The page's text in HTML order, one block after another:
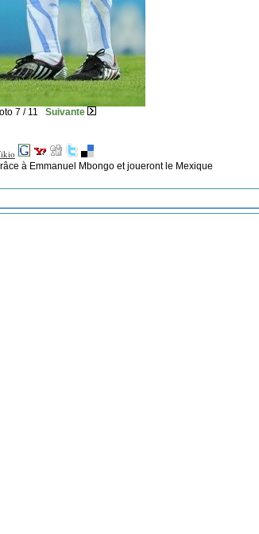
7 / 11 Suivante
à Emmanuel Mbongo et joueront le Mexique